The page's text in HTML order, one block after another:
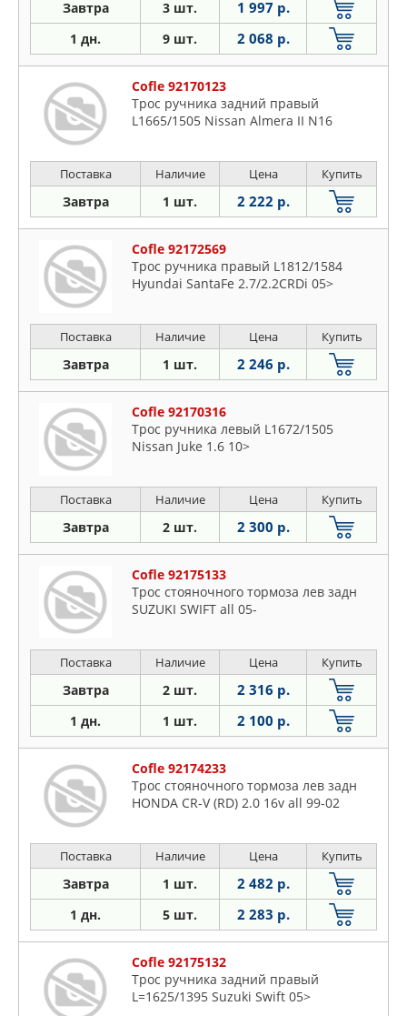
Завтра 3 шт. 1 997 р.
1 дн. 9 шт. 2 068 р.
Cofle 92170123
Трос ручника задний правый
L1665/1505 Nissan Almera II N16
Поставка Наличие Цена Купить
Завтра 1 шт. 2 222 р.
Cofle 92172569
Трос ручника правый L1812/1584
Hyundai SantaFe 2.7/2.2CRDi 05>
Поставка Наличие Цена Купить
Завтра 1 шт. 2 246 р.
Cofle 92170316
Трос ручника левый L1672/1505
Nissan Juke 1.6 10>
Поставка Наличие Цена Купить
Завтра 2 шт. 2 300 р.
Cofle 92175133
Трос стояночного тормоза лев задн
SUZUKI SWIFT all 05-
Поставка Наличие Цена Купить
Завтра 2 шт. 2 316 р.
1 дн. 1 шт. 2 100 р.
Cofle 92174233
Трос стояночного тормоза лев задн
HONDA CR-V (RD) 2.0 16v all 99-02
Поставка Наличие Цена Купить
Завтра 1 шт. 2 482 р.
1 дн. 5 шт. 2 283 р.
Cofle 92175132
Трос ручника задний правый
L=1625/1395 Suzuki Swift 05>